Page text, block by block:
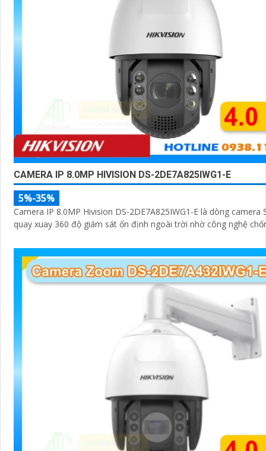
CAMERA IP 8.0MP HIVISION DS-2DE7A825IWG1-E
5%-35%
Camera IP 8.0MP Hivision DS-2DE7A825IWG1-E là dòng camera
quay xuay 360 độ giám sát ổn định ngoài trời nhờ công nghệ